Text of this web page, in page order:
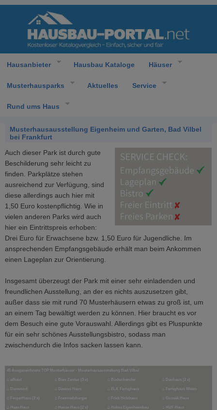
Hausanbieter Hausbau Kataloge Häuser
Musterhausparks Aktuelles Service
Rund ums Haus
Musterhausausstellung Eigenheim und Garten, Bad Vilbel
bei Frankfurt
Auch dieser Park ist durch gute
Beschilderung sehr leicht zu
finden. Parkplätze stehen
ausreichend zur Verfügung, sind
diese allerdings auch hier mit
1,50 Euro kostenpflichtig. Wie in
vielen anderen Parks wird auch
hier ein Eintrittspreis erhoben:
Drei Euro für Erwachsene bzw. 1,50 Euro für Jugendliche. Im
ansprechenden Empfangsgebäude erhält man beim Ankommen
einen Lageplan zur Orientierung.
Insgesamt überzeugt der Park mit einer sehr einladenden und
freundlichen Ausstellung, an der es nichts auszusetzen gibt,
außer dass sie mit rund 70 Musterhäusern etwas zu groß ist, um
an einem Tag bewältigt werden zu können. Hier braucht es vor
dem Besuch eine gute Vorauswahl. Allerdings gibt es Pluspunkte
für ein sehr schönes Ausstellungsbistro, sodass man
zwischendurch die Infos sacken lassen kann.
45 Ausgezeichnete TOP Musterhäuser - Musterhausausstellung Bad Vilbel
⌂ allkauf ⌂ Bien Zenker (3 x) ⌂ Büdenbender ⌂ Danhaus (2 x)
⌂ Danwood ⌂ Davinci Haus ⌂ ELK Fertighaus ⌂ Fertighaus Weiss
⌂ FingerHaus (2 x) ⌂ Frammelsberger ⌂ Frick Holzhaus ⌂ Gussek Haus
⌂ Haas Haus ⌂ Hanse Haus (2 x) ⌂ Helma Eigenheimbau ⌂ HUF Haus